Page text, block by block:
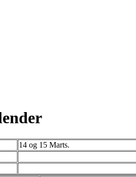
14 og 15 Marts.